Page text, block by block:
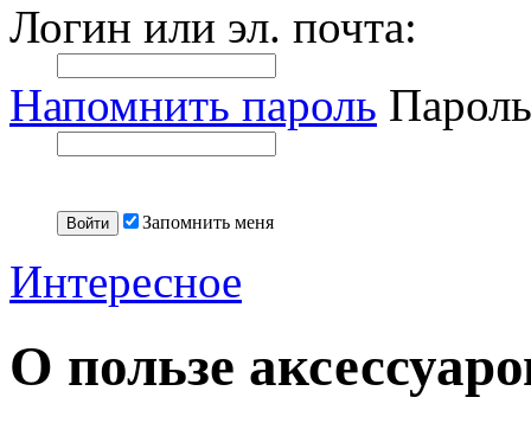
Логин или эл. почта:
Напомнить пароль
Запомнить меня
Интересное
О пользе